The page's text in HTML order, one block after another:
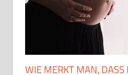
WIE MERKT MAN,